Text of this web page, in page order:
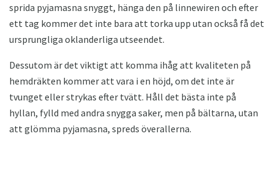
sprida pyjamasna snyggt, hänga den på linnewiren och efter
ett tag kommer det inte bara att torka upp utan också få det
ursprungliga oklanderliga utseendet.
Dessutom är det viktigt att komma ihåg att kvaliteten på
hemdräkten kommer att vara i en höjd, om det inte är
tvunget eller strykas efter tvätt. Håll det bästa inte på
hyllan, fylld med andra snygga saker, men på bältarna, utan
att glömma pyjamasna, spreds överallerna.